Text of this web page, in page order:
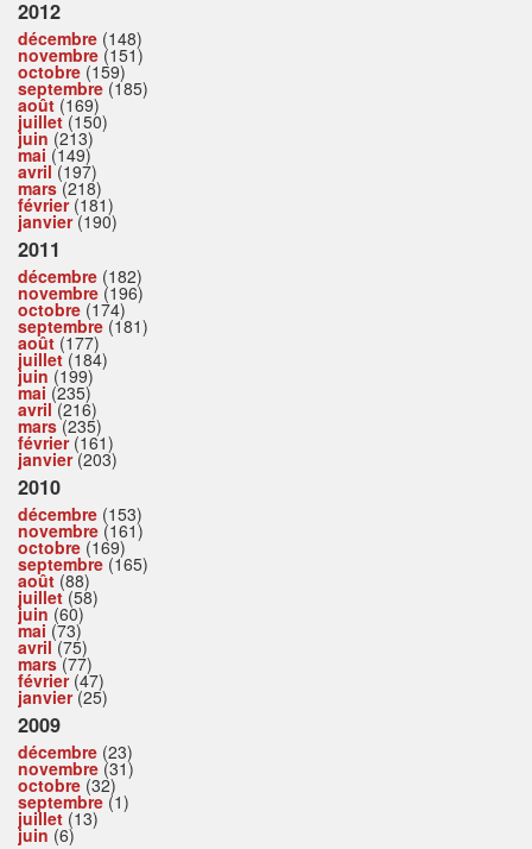
2012
décembre (148)
novembre (151)
octobre (159)
septembre (185)
août (169)
juillet(150)
juin (213)
mai (149)
avril(197)
mars(218)
février(181)
janvier(190)
2011
décembre (182)
novembre (196)
octobre (174)
septembre (181)
août (177)
juillet(184)
juin (199)
mai (235)
avril(216)
mars(235)
février(161)
janvier(203)
2010
décembre (153)
novembre (161)
octobre (169)
septembre (165)
août (88)
juillet(58)
juin (60)
mai (73)
avril(75)
mars(77)
février(47)
janvier(25)
2009
décembre (23)
novembre (31)
octobre (32)
septembre (1)
juillet (13)
juin (6)